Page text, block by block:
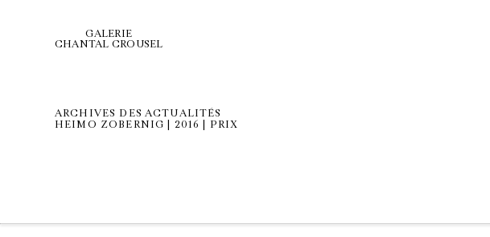
GALERIE
CHANTAL CROUSEL
ARCHIVES DES ACTUALITÉS
HEIMO ZOBERNIG | 2016 | PRIX